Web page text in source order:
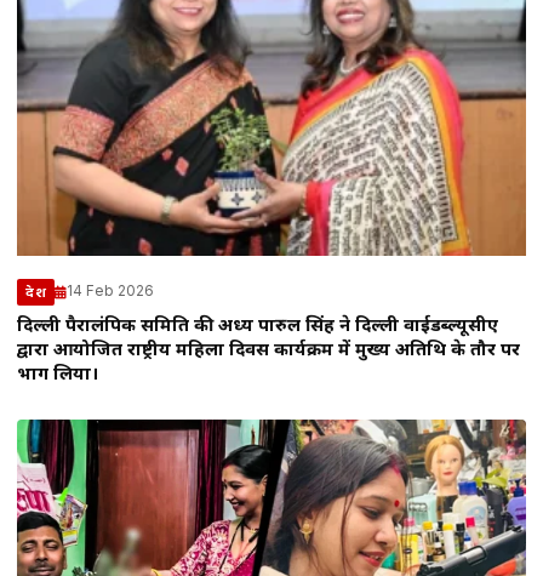
देश 14 Feb 2026
दिल्ली पैरालंपिक समिति की अध्यक्ष पारुल सिंह ने दिल्ली वाईडब्ल्यूसीए
द्वारा आयोजित राष्ट्रीय महिला दिवस कार्यक्रम में मुख्य अतिथि के तौर पर
भाग लिया।